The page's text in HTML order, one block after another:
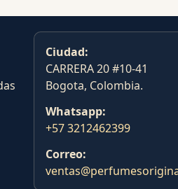
Ciudad:
CARRERA 20 #10-41
Bogota, Colombia.
Whatsapp:
+57 3212462399
Correo: